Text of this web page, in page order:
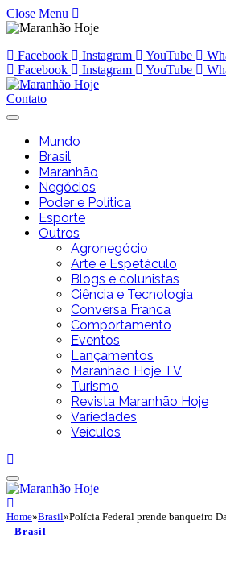
Close Menu
Facebook Instagram YouTube
Facebook
Instagram YouTube
Contato
Mundo
Brasil
Maranhão
Negócios
Poder e Política
Esporte
Outros
Agronegócio
Arte e Espetáculo
Blogs e colunistas
Ciência e Tecnologia
Conversa Franca
Comportamento
Eventos
Lançamentos
Maranhão Hoje TV
Turismo
Revista Maranhão Hoje
Variedades
Veículos
Home»Brasil»Polícia Federal prende banqueiro
Brasil